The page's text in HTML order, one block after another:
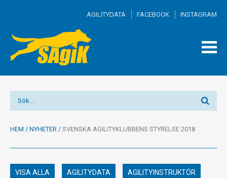
AGILITYDATA FACEBOOK INSTAGRAM
HEM / NYHETER / SVENSKA AGILITYKLUBBENS STYRELSE 2018
VISA ALLA AGILITYDATA AGILITYINSTRUKTÖR